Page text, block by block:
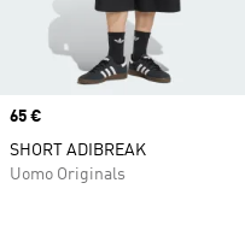
Price
65 €
SHORT ADIBREAK
Uomo Originals